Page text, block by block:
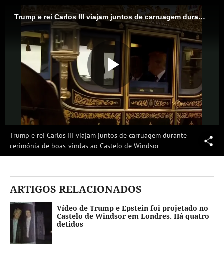
Trump e rei Carlos III viajam juntos de carruagem durante cerimónia de boas-vindas ao Castelo de Windsor
Vídeo
Trump e rei Carlos III viajam juntos de carruagem durante
cerimónia de boas-vindas ao Castelo de Windsor
ARTIGOS RELACIONADOS
Vídeo de Trump e Epstein foi projetado no
Castelo de Windsor em Londres. Há quatro
detidos